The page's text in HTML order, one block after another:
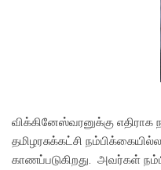
விக்கினேஸ்வரனுக்கு
தமிழரசுக்கட்சி
காணப்படுகிறது. அவர்கள்